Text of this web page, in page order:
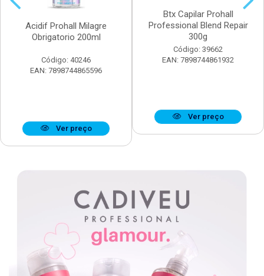
Acidif Prohall Milagre
Obrigatorio 200ml
Código: 40246
EAN: 7898744865596
Ver preço
Btx Capilar Prohall
Professional Blend Repair
300g
Código: 39662
EAN: 7898744861932
Ver preço